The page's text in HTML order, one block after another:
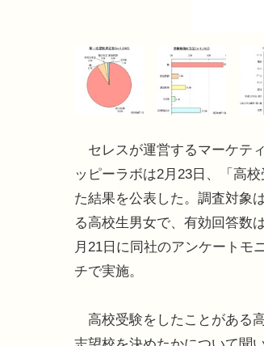
セレスが運営するマーケテ
ッピーラボは2月23日、「高
た結果を公表した。調査対象
る高校生男女で、有効回答数
月21日に同社のアンケートモ
チで実施。
高校受験をしたことがある